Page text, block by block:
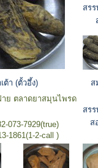
สร
ต้า (ตั้วอึ้ง) ส
ย ตลาดยาสมุนไพรด
073-7929(true)
1861(1-2-call )
สร
ส